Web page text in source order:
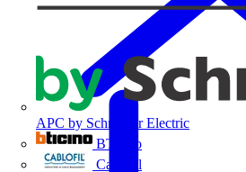
APC by Schneider Electric
BTicino
Cablofil